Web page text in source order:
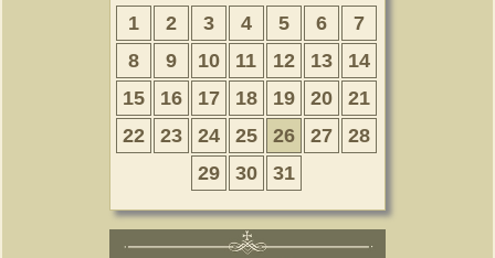
1 2 3 4 5 6
7
8
9 10 11 12 13
14
15
16 17 18 19 20
21
22
23 24 25 26 27
28
29
30 31